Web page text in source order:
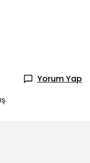
Yorum Yap